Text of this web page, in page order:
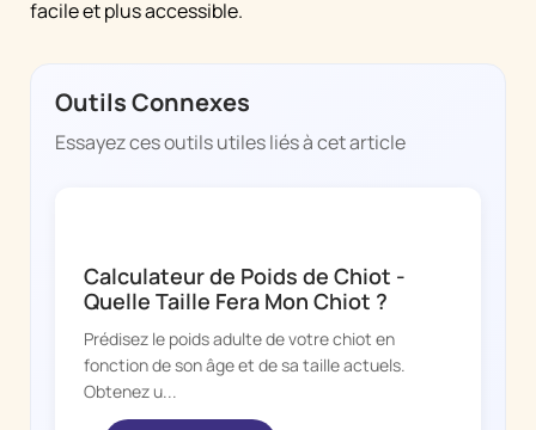
facile et plus accessible.
Outils Connexes
Essayez ces outils utiles liés à cet article
Calculateur de Poids de Chiot -
Quelle Taille Fera Mon Chiot ?
Prédisez le poids adulte de votre chiot en
fonction de son âge et de sa taille actuels.
Obtenez u...